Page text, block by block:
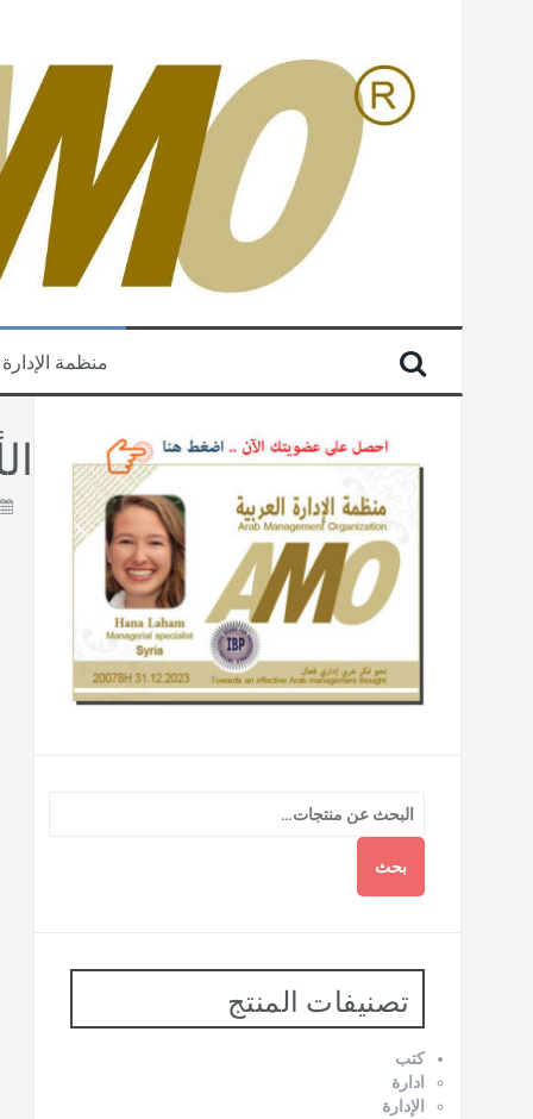
منظمة
بحث
تصنيفات المنتج
كتب
ادارة
الإدارة